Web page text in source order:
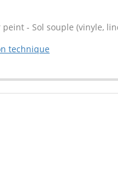
- Sol souple (vinyle,
technique